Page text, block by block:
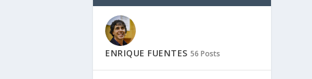
ENRIQUE FUENTES 56 Posts